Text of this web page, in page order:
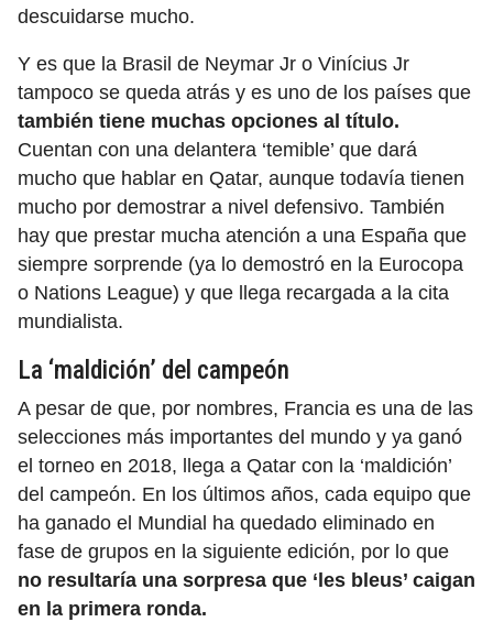
descuidarse mucho.
Y es que la Brasil de Neymar Jr o Vinícius Jr
tampoco se queda atrás y es uno de los países que
también tiene muchas opciones al título.
Cuentan con una delantera ‘temible’ que dará
mucho que hablar en Qatar, aunque todavía tienen
mucho por demostrar a nivel defensivo. También
hay que prestar mucha atención a una España que
siempre sorprende (ya lo demostró en la Eurocopa
o Nations League) y que llega recargada a la cita
mundialista.
La ‘maldición’ del campeón
A pesar de que, por nombres, Francia es una de las
selecciones más importantes del mundo y ya ganó
el torneo en 2018, llega a Qatar con la ‘maldición’
del campeón. En los últimos años, cada equipo que
ha ganado el Mundial ha quedado eliminado en
fase de grupos en la siguiente edición, por lo que
no resultaría una sorpresa que ‘les bleus’ caigan
en la primera ronda.